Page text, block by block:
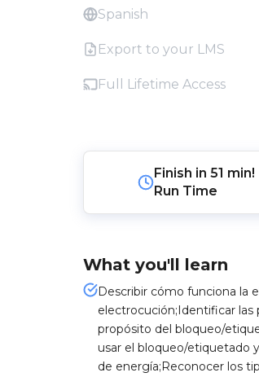
Spanish
Export to your LMS
Full Lifetime Access
Finish in51 min!
Run Time
What you'll learn
Describir cómo funciona la
electrocución;Identificar las
propósito del bloqueo/
usar el bloqueo/etiquetado
de energía;Reconocer los